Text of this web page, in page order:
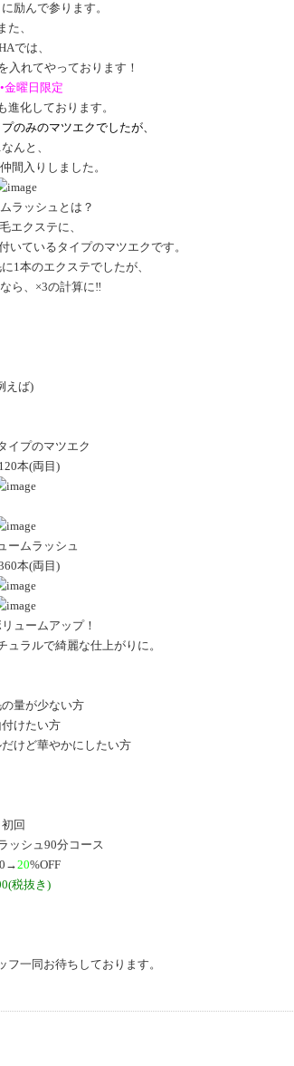
励んで参ります。
た、
では、
入れてやっております！
金曜日限定
進化しております。
のみのマツエクでしたが、
んと、
間入りしました。
ラッシュとは？
エクステに、
いているタイプのマツエクです。
1本のエクステでしたが、
ら、×3の計算に‼︎
えば)
イプのマツエク
本(両目)
ームラッシュ
本(両目)
ュームアップ！
ラルで綺麗な仕上がりに。
の量が少ない方
付けたい方
けど華やかにしたい方
初回
ッシュ90分コース
20%OFF
税抜き)
フ一同お待ちしております。